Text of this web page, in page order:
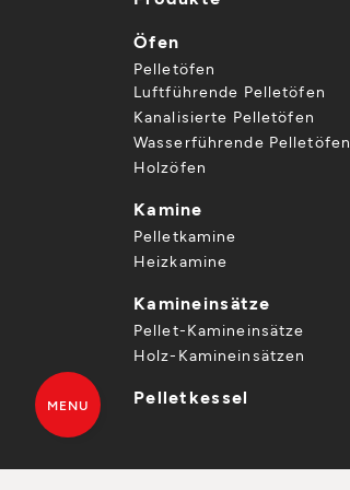
Öfen
Pelletöfen
Luftführende Pelletöfen
Kanalisierte Pelletöfen
Wasserführende Pelletöfen
Holzöfen
Kamine
Pelletkamine
Heizkamine
Kamineinsätze
Pellet-Kamineinsätze
Holz-Kamineinsätzen
Pelletkessel
MENU